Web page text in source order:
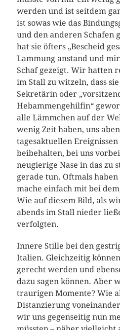
werden und ist seitdem
ist sowas wie das
und den anderen Schafen
hat sie öfters „Bescheid
Lammung anstand und mir
Schaf gezeigt. Wir hatten
im Stall zu witzeln, dass
Sekretärin oder
Hebammengehilfin“
alle Lämmchen auf der
wenig Zeit haben, uns
tagesaktuellen Ereignissen
beibehalten, bei uns
neugierige Nase in das zu
gerade tun. Oftmals
mache einfach mit bei
Wie auf diesem Bild, als
abends im Stall nieder
verfolgten.
Innere Stille bei den
Italien. Gleichzeitig
gerecht werden und
dazu sagen können. Aber
traurigen Momente? Wie
Distanzierung
wir uns gegenseitig nun